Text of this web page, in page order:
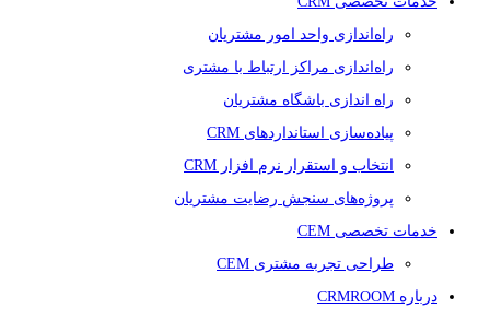
راه‌اندازی واحد امور مشتریان
راه‌اندازی مراکز ارتباط با مشتری
راه اندازی باشگاه مشتریان
پیاده‌سازی استانداردهای CRM
انتخاب و استقرار نرم افزار CRM
پروژه‌های سنجش رضایت مشتریان
خدمات تخصصی CEM
طراحی تجربه مشتری CEM
درباره CRMROOM